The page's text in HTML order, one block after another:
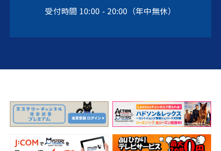
受付時間 10:00 - 20:00（年中無休）